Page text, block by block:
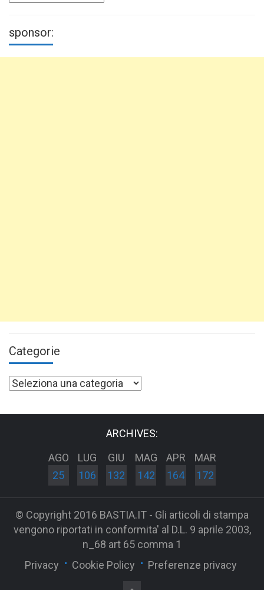
sponsor:
Categorie
Categorie
ARCHIVES:
AGO
25
LUG
106
GIU
132
MAG
142
APR
164
MAR
172
© Copyright 2016 BASTIA.IT - Gli articoli di stampa
vengono riportati in conformita' al D.L. 9 aprile 2003,
n_68 art 65 comma 1
Privacy
Cookie Policy Preferenze privacy